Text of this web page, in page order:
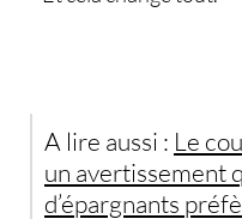
A lire aussi : Le
un avertissement
d’épargnants